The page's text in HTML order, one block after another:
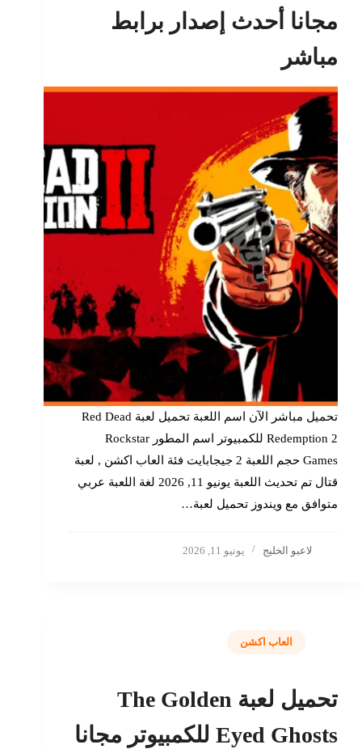
مجانا أحدث إصدار برابط
مباشر
تحميل مباشر الآن اسم اللعبة تحميل لعبة Red Dead
Redemption 2 للكمبيوتر اسم المطور Rockstar
Games حجم اللعبة 2 جيجابايت فئة العاب اكشن , لعبة
قتال تم تحديث اللعبة يونيو 11, 2026 لغة اللعبة عربي
متوافق مع ويندوز تحميل لعبة…
لاعبو الخليج يونيو 11, 2026
العاب اكشن
تحميل لعبة The Golden
Eyed Ghosts للكمبيوتر مجانا